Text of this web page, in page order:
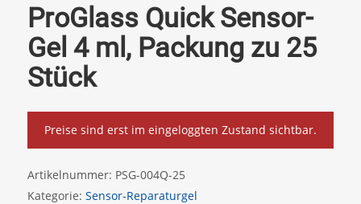
ProGlass Quick Sensor-
Gel 4 ml, Packung zu 25
Stück
Preise sind erst im eingeloggten Zustand sichtbar.
Artikelnummer: PSG-004Q-25
Kategorie: Sensor-Reparaturgel